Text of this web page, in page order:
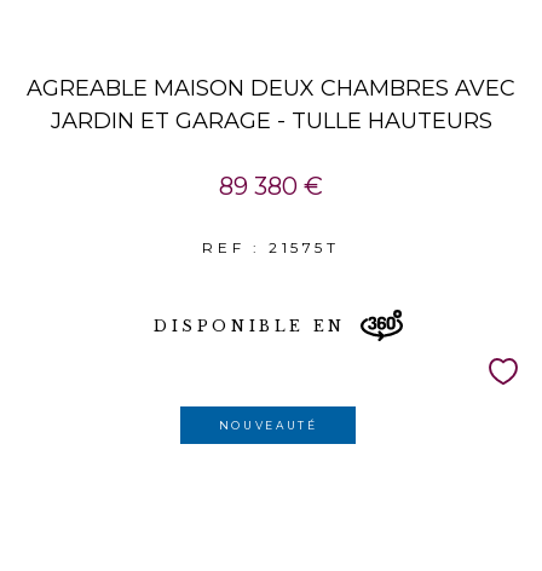
AGREABLE MAISON DEUX CHAMBRES AVEC
JARDIN ET GARAGE - TULLE HAUTEURS
89 380 €
REF : 21575T
DISPONIBLE EN
NOUVEAUTÉ